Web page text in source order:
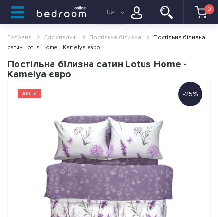
Ua 0
Головна Для спальні Постільна білизна
Постільна білизна
сатин Lotus Home - Kamelya євро
Постільна білизна сатин Lotus Home -
Kamelya євро
-25%
АКЦІЯ